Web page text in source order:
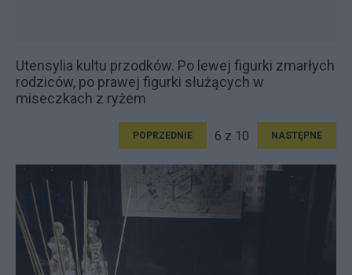
Utensylia kultu przodków. Po lewej figurki zmarłych
rodziców, po prawej figurki służących w
miseczkach z ryżem
POPRZEDNIE 6 z 10 NASTĘPNE